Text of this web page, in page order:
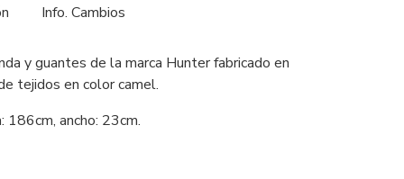
Info. Cambios
y guantes de la marca Hunter fabricado en
tejidos en color camel.
186cm, ancho: 23cm.